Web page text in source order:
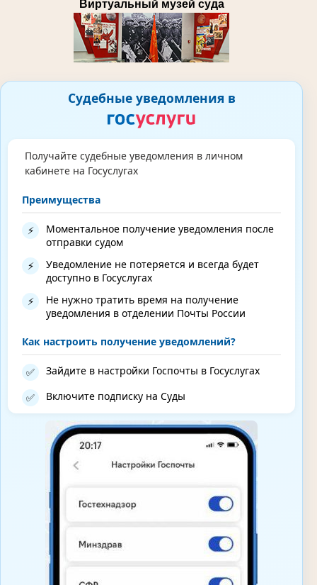
Виртуальный музей суда
Судебные уведомления в
Получайте судебные уведомления в личном
кабинете на Госуслугах
Преимущества
⚡
Моментальное получение уведомления после
отправки судом
⚡
Уведомление не потеряется и всегда будет
доступно в Госуслугах
⚡
Не нужно тратить время на получение
уведомления в отделении Почты России
Как настроить получение уведомлений?
✅ Зайдите в настройки Госпочты в Госуслугах
✅ Включите подписку на Суды